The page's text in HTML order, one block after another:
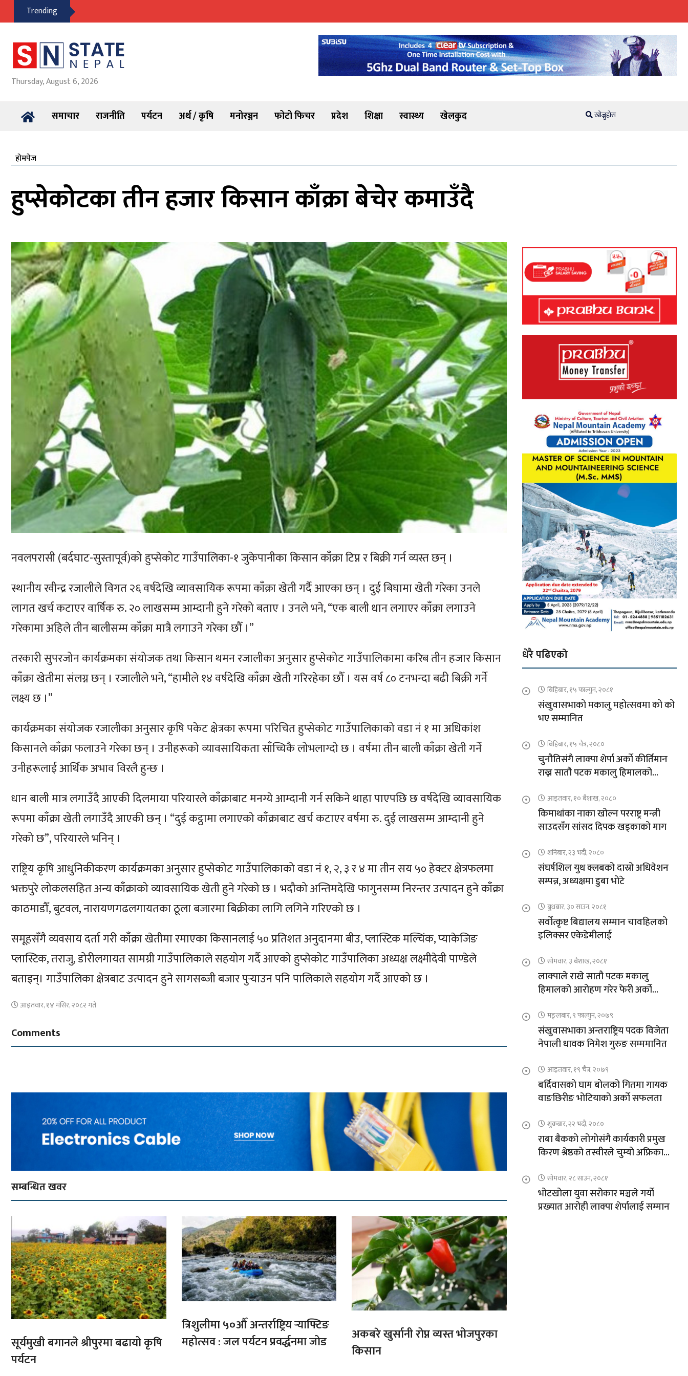
Trending
Thursday, August 6, 2026
समाचार राजनीति पर्यटन अर्थ / कृषि मनोरञ्जन फोटो फिचर प्रदेश शिक्षा स्वास्थ्य खेलकुद खोज्नुहोस
होमपेज
हुप्सेकोटका तीन हजार किसान काँक्रा बेचेर कमाउँदै
नवलपरासी (बर्दघाट-सुस्तापूर्व)को हुप्सेकोट गाउँपालिका-१ जुकेपानीका किसान काँक्रा टिप्न र बिक्री गर्न व्यस्त छन् ।
स्थानीय रवीन्द्र रजालीले विगत २६ वर्षदेखि व्यावसायिक रूपमा काँक्रा खेती गर्दै आएका छन् । दुई बिघामा खेती गरेका उनले
लागत खर्च कटाएर वार्षिक रु. २० लाखसम्म आम्दानी हुने गरेको बताए । उनले भने, “एक बाली धान लगाएर काँक्रा लगाउने
गरेकामा अहिले तीन बालीसम्म काँक्रा मात्रै लगाउने गरेका छौँ ।”
तरकारी सुपरजोन कार्यक्रमका संयोजक तथा किसान थमन रजालीका अनुसार हुप्सेकोट गाउँपालिकामा करिब तीन हजार किसान
काँक्रा खेतीमा संलग्न छन् । रजालीले भने, “हामीले १४ वर्षदेखि काँक्रा खेती गरिरहेका छौँ । यस वर्ष ८० टनभन्दा बढी बिक्री गर्ने
लक्ष्य छ ।”
कार्यक्रमका संयोजक रजालीका अनुसार कृषि पकेट क्षेत्रका रूपमा परिचित हुप्सेकोट गाउँपालिकाको वडा नं १ मा अधिकांश
किसानले काँक्रा फलाउने गरेका छन् । उनीहरूको व्यावसायिकता साँच्चिकै लोभलाग्दो छ । वर्षमा तीन बाली काँक्रा खेती गर्ने
उनीहरूलाई आर्थिक अभाव विरलै हुन्छ ।
धान बाली मात्र लगाउँदै आएकी दिलमाया परियारले काँक्राबाट मनग्ये आम्दानी गर्न सकिने थाहा पाएपछि छ वर्षदेखि व्यावसायिक
रूपमा काँक्रा खेती लगाउँदै आएकी छन् । “दुई कट्ठामा लगाएको काँक्राबाट खर्च कटाएर वर्षमा रु. दुई लाखसम्म आम्दानी हुने
गरेको छ”, परियारले भनिन् ।
राष्ट्रिय कृषि आधुनिकीकरण कार्यक्रमका अनुसार हुप्सेकोट गाउँपालिकाको वडा नं १, २, ३ र ४ मा तीन सय ५० हेक्टर क्षेत्रफलमा
भक्तपुरे लोकलसहित अन्य काँक्राको व्यावसायिक खेती हुने गरेको छ । भदौको अन्तिमदेखि फागुनसम्म निरन्तर उत्पादन हुने काँक्रा
काठमाडौँ, बुटवल, नारायणगढलगायतका ठूला बजारमा बिक्रीका लागि लगिने गरिएको छ ।
समूहसँगै व्यवसाय दर्ता गरी काँक्रा खेतीमा रमाएका किसानलाई ५० प्रतिशत अनुदानमा बीउ, प्लास्टिक मल्चिंक, प्याकेजिङ
प्लास्टिक, तराजु, डोरीलगायत सामग्री गाउँपालिकाले सहयोग गर्दै आएको हुप्सेकोट गाउँपालिका अध्यक्ष लक्ष्मीदेवी पाण्डेले
बताइन्। गाउँपालिका क्षेत्रबाट उत्पादन हुने सागसब्जी बजार पुर्‍याउन पनि पालिकाले सहयोग गर्दै आएको छ ।
आइतवार, १४ मंसिर, २०८२ गते
Comments
सम्बन्धित खवर
सूर्यमुखी बगानले श्रीपुरमा बढायो कृषि
पर्यटन
त्रिशुलीमा ५०औँ अन्तर्राष्ट्रिय र्‍याफ्टिङ
महोत्सव : जल पर्यटन प्रवर्द्धनमा जोड
अकबरे खुर्सानी रोप्न व्यस्त भोजपुरका
किसान
धेरै पढिएको
बिहिबार, १५ फाल्गुन, २०८१
संखुवासभाको मकालु महोत्सवमा को को
भए सम्मानित
बिहिबार, १५ चैत्र, २०८०
चुनौतिसंगै लाक्पा शेर्पा अर्को कीर्तिमान
राख्न सातौ पटक मकालु हिमालको
आइतवार, १० बैशाख, २०८०
किमाथांका नाका खोल्न परराष्ट्र मन्त्री
साउदसँग सांसद दिपक खड्काको माग
शनिबार, २३ भदौ, २०८०
संघर्षशिल युथ क्लबको दास्रो अधिवेशन
सम्पन्न, अध्यक्षमा डुबा भोटे
बुधबार, ३० साउन, २०८१
सर्वोत्कृष्ट बिद्यालय सम्मान चावहिलको
इलिक्सर एकेडेमीलाई
सोमवार, ३ बैशाख, २०८१
लाक्पाले राखे सातौ पटक मकालु
हिमालको आरोहण गरेर फेरी अर्को
मङ्लबार, ९ फाल्गुन, २०७९
संखुवासभाका अन्तराष्ट्रिय पदक विजेता
नेपाली धावक निमेश गुरुङ सम्ममानित
आइतवार, १९ चैत्र, २०७९
बर्दिवासको घाम बोलको गितमा गायक
वाङछिरीङ भोटियाको अर्को सफलता
शुक्रबार, २२ भदौ, २०८०
राबा बैकको लोगोसंगै कार्यकारी प्रमुख
किरण श्रेष्ठको तस्वीरले चुम्यो अफ्रिकाको
सोमवार, २८ साउन, २०८१
भोटखोला युवा सरोकार मञ्चले गर्यो
प्रख्यात आरोही लाक्पा शेर्पालाई सम्मान